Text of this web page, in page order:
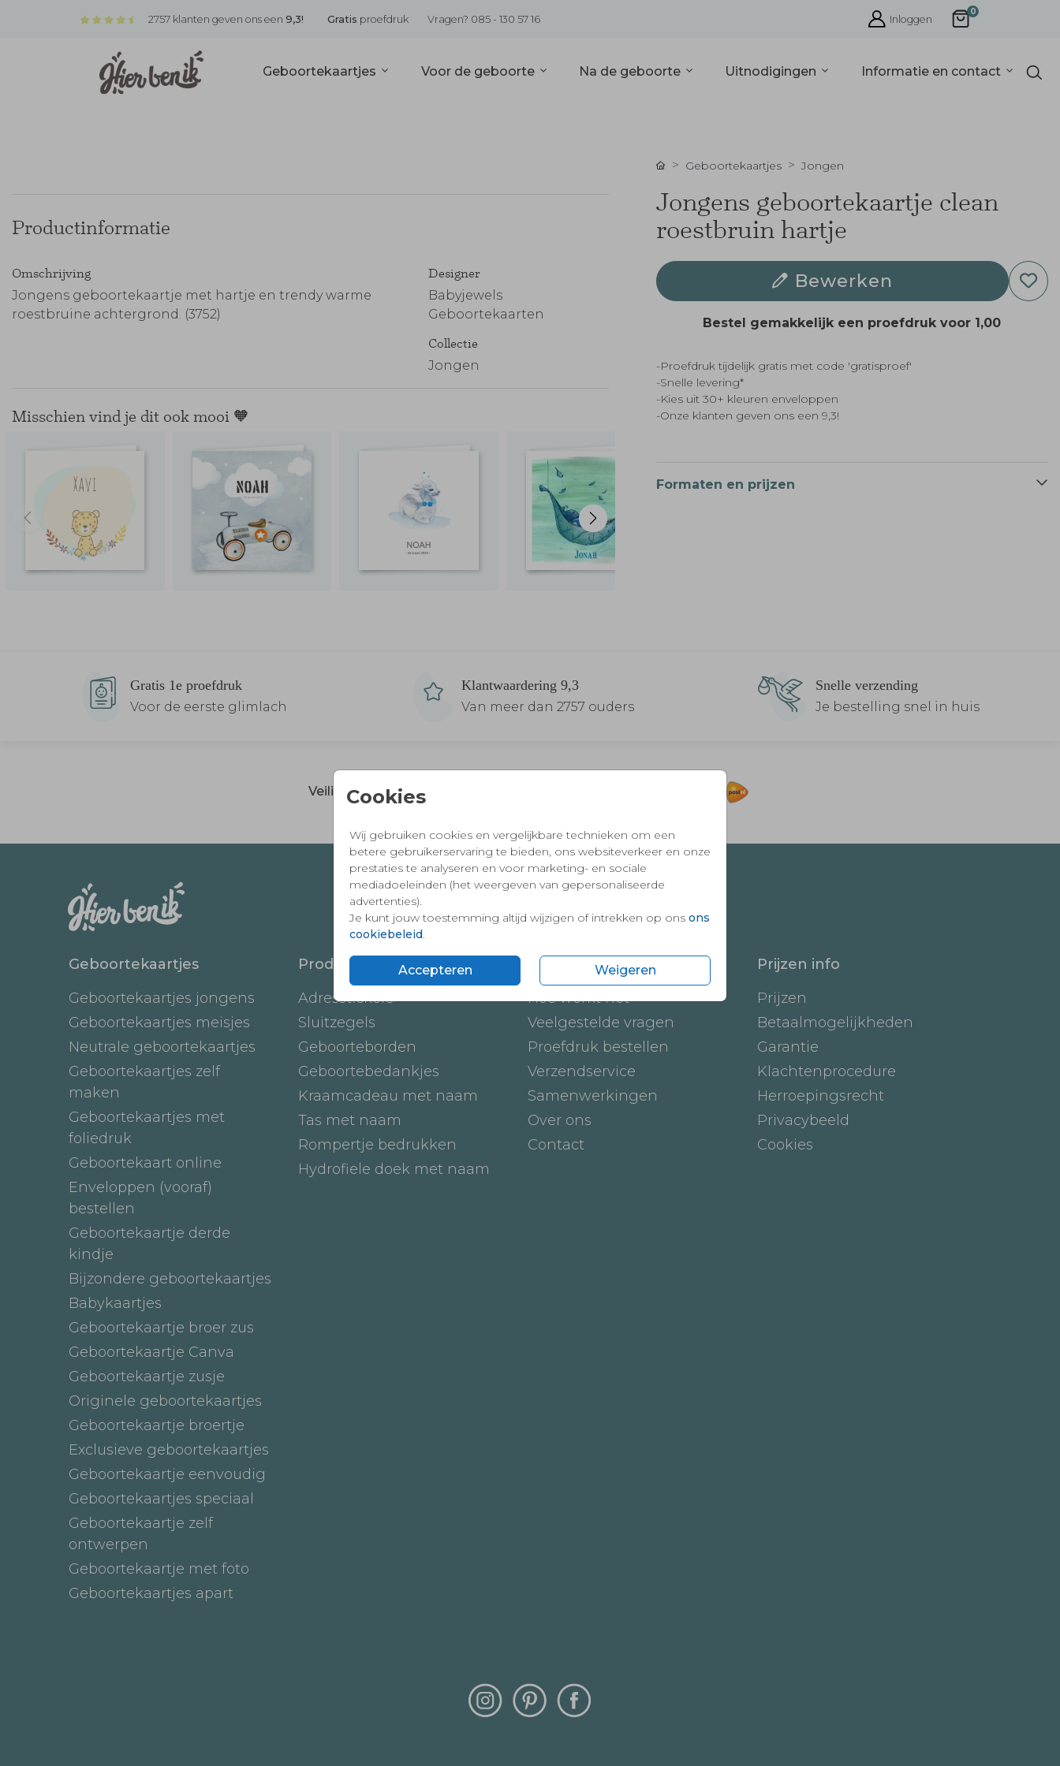
2757 klanten geven ons een 9,3! Gratis proefdruk Vragen? 085 - 130 57 16 Inloggen
0
Geboortekaartjes Voor de geboorte Na de geboorte Uitnodigingen Informatie en contact
Cookies
Wij gebruiken cookies en vergelijkbare technieken om een
betere gebruikerservaring te bieden, ons websiteverkeer en onze
prestaties te analyseren en voor marketing- en sociale
mediadoeleinden (het weergeven van gepersonaliseerde
advertenties).
Je kunt jouw toestemming altijd wijzigen of intrekken op ons ons
cookiebeleid
Accepteren Weigeren
Productinformatie
Omschrijving
Jongens geboortekaartje met hartje en trendy warme
roestbruine achtergrond. (3752)
Designer
Babyjewels
Geboortekaarten
Collectie
Jongen
Misschien vind je dit ook mooi 🧡
Geboortekaartjes Jongen
Jongens geboortekaartje clean
roestbruin hartje
Bewerken
Bestel gemakkelijk een proefdruk voor 1,00
-Proefdruk tijdelijk gratis met code 'gratisproef'
-Snelle levering*
-Kies uit 30+ kleuren enveloppen
-Onze klanten geven ons een 9,3!
Formaten en prijzen
Gratis 1e proefdruk
Voor de eerste glimlach
Klantwaardering 9,3
Van meer dan 2757 ouders
Snelle verzending
Je bestelling snel in huis
Veilig en vertrouwd winkelen en betalen
Geboortekaartjes
Geboortekaartjes jongens
Geboortekaartjes meisjes
Neutrale geboortekaartjes
Geboortekaartjes zelf
maken
Geboortekaartjes met
foliedruk
Geboortekaart online
Enveloppen (vooraf)
bestellen
Geboortekaartje derde
kindje
Bijzondere geboortekaartjes
Babykaartjes
Geboortekaartje broer zus
Geboortekaartje Canva
Geboortekaartje zusje
Originele geboortekaartjes
Geboortekaartje broertje
Exclusieve geboortekaartjes
Geboortekaartje eenvoudig
Geboortekaartjes speciaal
Geboortekaartje zelf
ontwerpen
Geboortekaartje met foto
Geboortekaartjes apart
Producten
Adresstickers
Sluitzegels
Geboorteborden
Geboortebedankjes
Kraamcadeau met naam
Tas met naam
Rompertje bedrukken
Hydrofiele doek met naam
Onze service
Hoe werkt het
Veelgestelde vragen
Proefdruk bestellen
Verzendservice
Samenwerkingen
Over ons
Contact
Prijzen info
Prijzen
Betaalmogelijkheden
Garantie
Klachtenprocedure
Herroepingsrecht
Privacybeeld
Cookies